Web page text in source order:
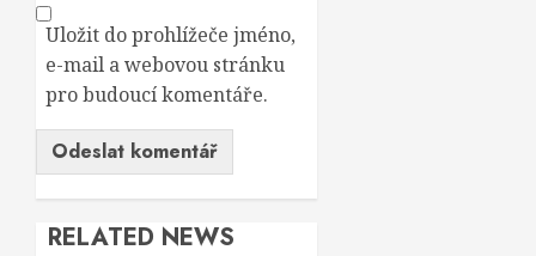
Uložit do prohlížeče jméno,
e-mail a webovou stránku
pro budoucí komentáře.
RELATED NEWS